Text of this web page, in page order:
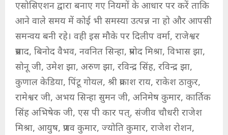
एसोसिएशन द्वारा बनाए गए नियमों के आधार पर करें ताकि
आने वाले समय में कोई भी समस्या उत्पन्न ना हो और आपसी
समन्वय बनी रहे। वही इस मौके पर दिलीप वर्मा, राजेश्वर
प्रसाद, बिनोद वैभव, नवनित सिन्हा, प्रमोद मिश्रा, विभास झा,
सोनू जी, उमेश झा, अरुण झा, रविन्द्र सिंह, रविन्द्र झा,
कुणाल केडिया, पिंटू गोयल, श्री प्रकाश राय, राकेश ठाकुर,
रामेश्वर जी, अभय सिन्हा सुमन जी, अनिमेष कुमार, कार्तिक
सिंह अभिषेक जी, एस पी कार पत्, संजीव चौधरी राजेश
मिश्रा, आयुष, प्रणव कुमार, ज्योति कुमार, राजेश रोशन,